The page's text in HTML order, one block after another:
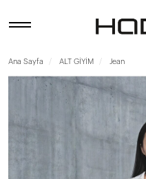
Ana Sayfa ALT GİYİM Jean